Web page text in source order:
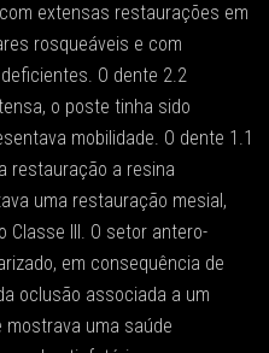
extensas restaurações em
rosqueáveis e com
O dente 2.2
o poste tinha sido
mobilidade. O dente 1.1
restauração a resina
uma restauração mesial,
III. O setor antero-
em consequência de
oclusão associada a um
mostrava uma saúde